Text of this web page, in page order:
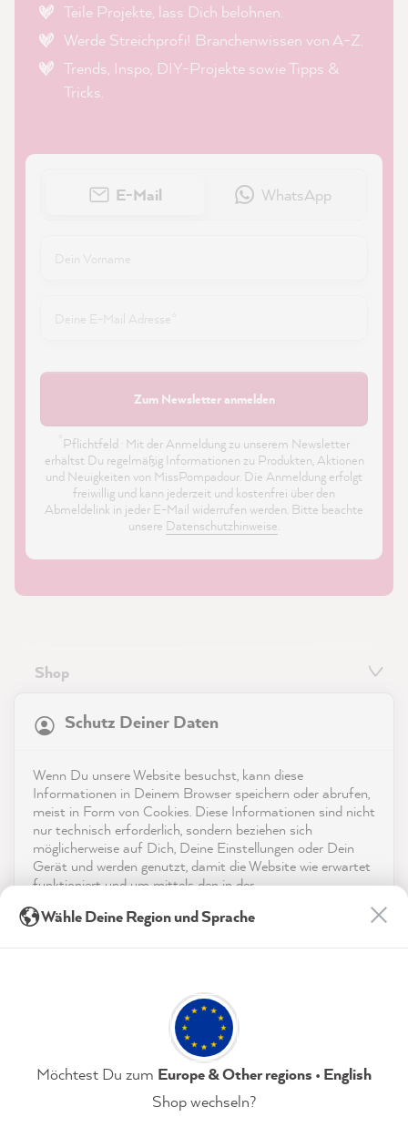
Teile Projekte, lass Dich belohnen.
Werde Streichprofi! Branchenwissen von A-Z.
Trends, Inspo, DIY-Projekte sowie Tipps &
Tricks.
E-Mail WhatsApp
Zum Newsletter anmelden
Pflichtfeld · Mit der Anmeldung zu unserem Newsletter
erhältst Du regelmäßig Informationen zu Produkten, Aktionen
und Neuigkeiten von MissPompadour. Die Anmeldung erfolgt
freiwillig und kann jederzeit und kostenfrei über den
Abmeldelink in jeder E-Mail widerrufen werden. Bitte beachte
unsere Datenschutzhinweise.
Shop
Service
Kontakt
App herunterladen
Auszeichnungen
Schutz Deiner Daten
Wenn Du unsere Website besuchst, kann diese
Informationen in Deinem Browser speichern oder abrufen,
meist in Form von Cookies. Diese Informationen sind nicht
nur technisch erforderlich, sondern beziehen sich
möglicherweise auf Dich, Deine Einstellungen oder Dein
Gerät und werden genutzt, damit die Website wie erwartet
funktioniert und um mittels den in der
der Webseite für deren Optimierung zu analysieren sowie
(jederzeit widerruflich) diesen Datenverarbeitungen
Datenschutzerklärung Impressum Einstellungen
reviews-io
Verifizierter Kunde
Super Color
Verifizierter Kunde
MissPompadour Beige mit Milchkaffee - Der Alles
Wähle Deine Region und Sprache
Möchtest Du zum Europe & Other regions • English
Shop wechseln?